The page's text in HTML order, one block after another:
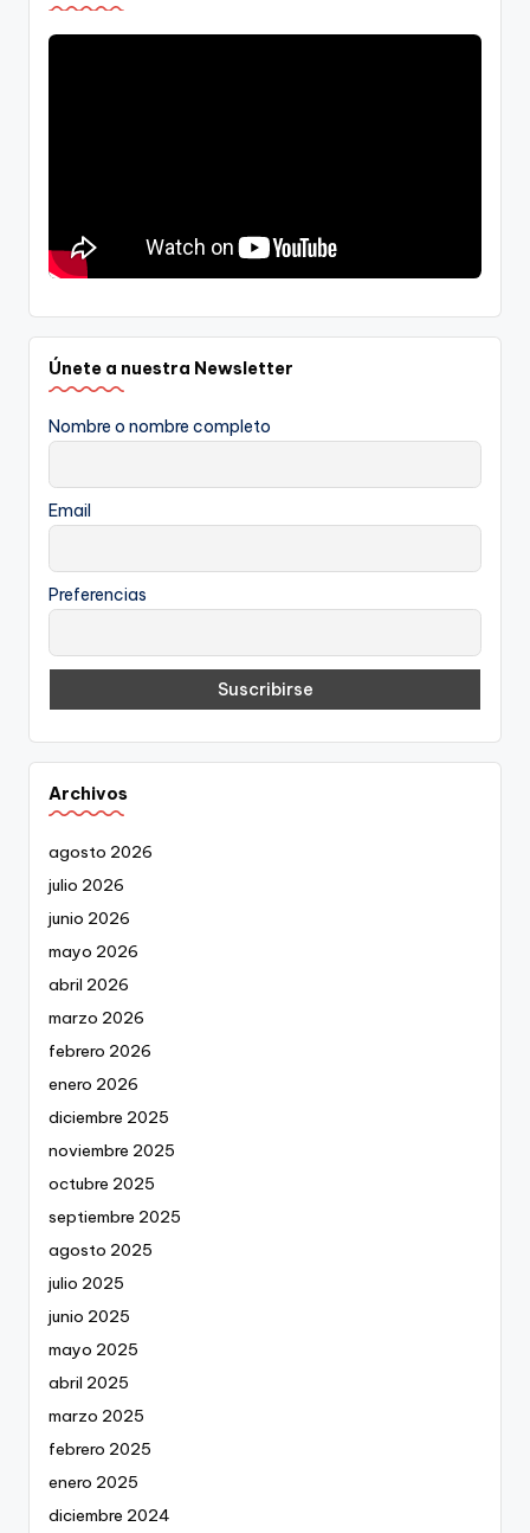
Únete a nuestra Newsletter
Nombre o nombre completo
Email
Preferencias
Archivos
agosto 2026
julio 2026
junio 2026
mayo 2026
abril 2026
marzo 2026
febrero 2026
enero 2026
diciembre 2025
noviembre 2025
octubre 2025
septiembre 2025
agosto 2025
julio 2025
junio 2025
mayo 2025
abril 2025
marzo 2025
febrero 2025
enero 2025
diciembre 2024